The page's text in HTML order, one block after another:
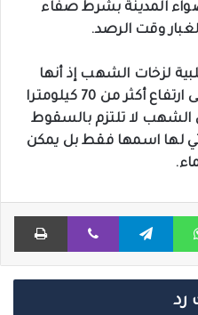
المدينة بشرط صفاء
وقت الرصد.
لزخات الشهب إذ أنها
تدخل الغلاف الجوي وتحترق على ارتفاع أكثر من 70 كيلومترا
الشهب لا تلتزم بالسقوط
لها اسمها فقط بل يمكن
واتساب تيلقرام ڤايبر
رد